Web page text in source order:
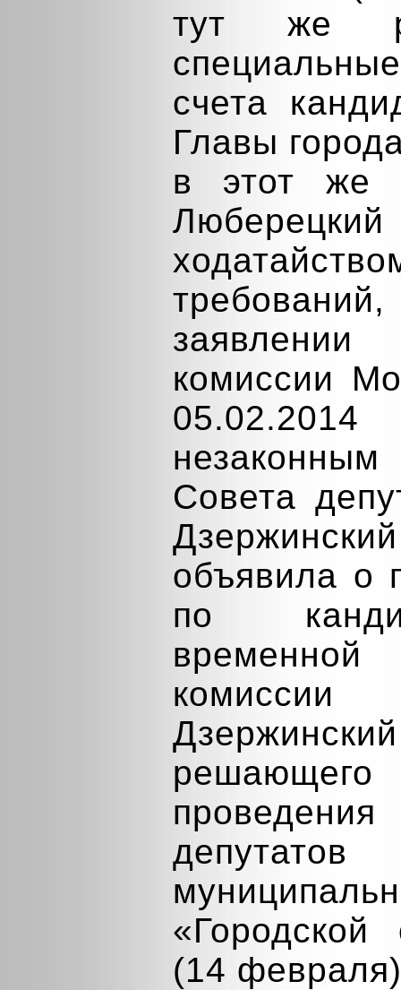
тут же
счета
Главы
в этот же
комиссии
Совета
объявила о
по
комиссии
депутатов
«Городской
(14